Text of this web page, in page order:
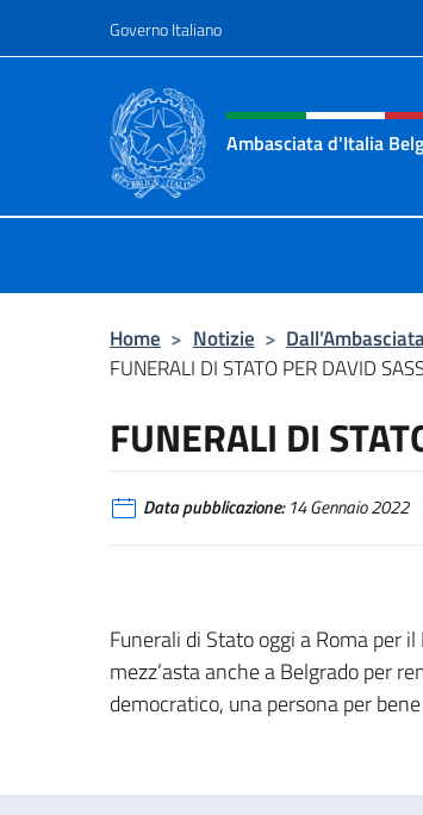
Governo Italiano
Intestazione sito,
Ambasciata d'Italia
Home > Notizie >
FUNERALI DI STATO PER DAVID
FUNERALI DI
Data pubblicazione:14 Gennaio 2022
Funerali di Stato oggi a Roma per
mezz’asta anche a Belgrado per
democratico, una persona per